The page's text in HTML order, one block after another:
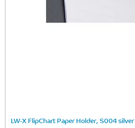
LW-X FlipChart Paper Holder, S004 silver